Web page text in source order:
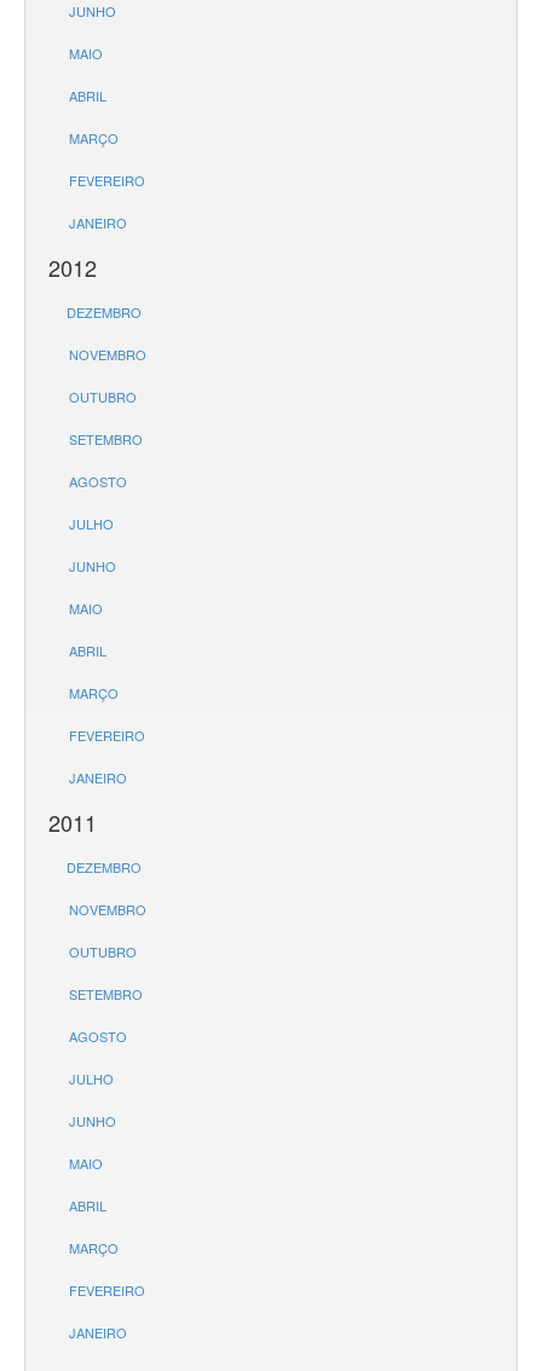
JUNHO
MAIO
ABRIL
MARÇO
FEVEREIRO
JANEIRO
2012
DEZEMBRO
NOVEMBRO
OUTUBRO
SETEMBRO
AGOSTO
JULHO
JUNHO
MAIO
ABRIL
MARÇO
FEVEREIRO
JANEIRO
2011
DEZEMBRO
NOVEMBRO
OUTUBRO
SETEMBRO
AGOSTO
JULHO
JUNHO
MAIO
ABRIL
MARÇO
FEVEREIRO
JANEIRO